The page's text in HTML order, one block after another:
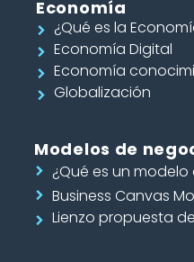
Economía
¿Qué es la
Economía Digital
Economía
Globalización
Modelos de
¿Qué es un
Business Canvas
Lienzo propuesta